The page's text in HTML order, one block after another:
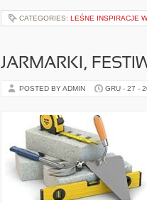
CATEGORIES: LEŚNE INSPIRACJE
JARMARKI,
POSTED BY ADMIN GRU - 27 -